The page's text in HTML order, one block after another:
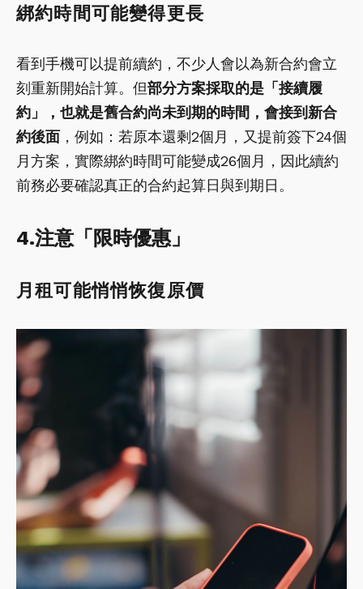
綁約時間可能變得更長
看到手機可以提前續約，不少人會以為新合約會立
刻重新開始計算。但部分方案採取的是「接續履
約」，也就是舊合約尚未到期的時間，會接到新合
約後面 ，例如：若原本還剩2個月，又提前簽下24個
月方案，實際綁約時間可能變成26個月，因此續約
前務必要確認真正的合約起算日與到期日。
4.注意「限時優惠」
月租可能悄悄恢復原價